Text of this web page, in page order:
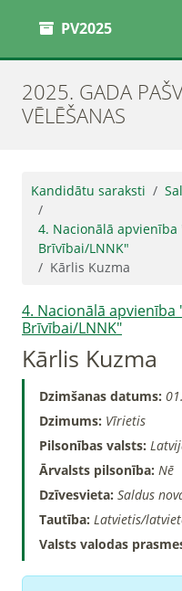
PV2025
2025. GADA
VĒLĒŠANAS
Kandidātu saraksti
4. Nacionālā
Brīvībai/LNNK"
Kārlis Kuzma
4. Nacionālā apvienība
Brīvībai/LNNK"
Kārlis Kuzma
Dzimšanas datums:
Dzimums: Vīrietis
Pilsonības valsts:
Ārvalsts pilsonība: Nē
Dzīvesvieta: Saldus
Tautība: Latvietis/
Valsts valodas